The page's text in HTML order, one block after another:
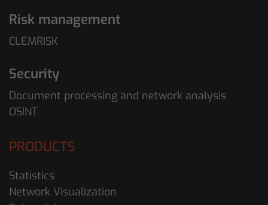
Risk management
CLEMRISK
Security
Document processing and network analysis
OSINT
PRODUCTS
Statistics
Network Visualization